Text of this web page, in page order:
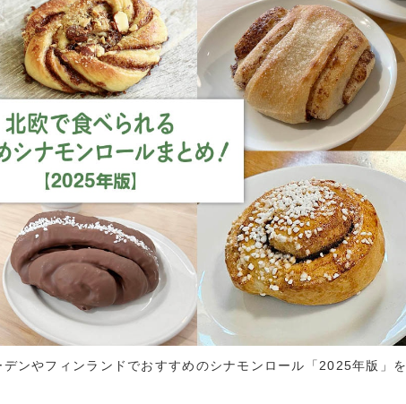
ンやフィンランドでおすすめのシナモンロール「2025年版」を